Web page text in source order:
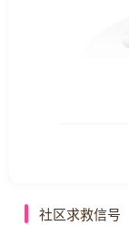
社区求救信号